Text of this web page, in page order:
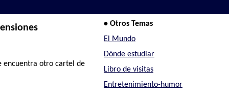
encuentra otro cartel de
• Otros Temas
El Mundo
Dónde estudiar
Libro de visitas
Entretenimiento-humor